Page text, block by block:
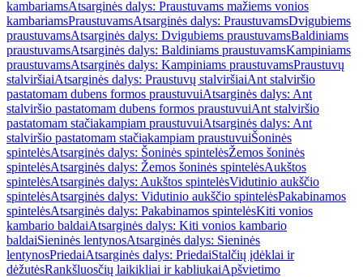
kambariamsAtsarginės dalys: Praustuvams mažiems vonios
kambariamsPraustuvamsAtsarginės dalys: PraustuvamsDvigubiems
praustuvamsAtsarginės dalys: Dvigubiems praustuvamsBaldiniams
praustuvamsAtsarginės dalys: Baldiniams praustuvamsKampiniams
praustuvamsAtsarginės dalys: Kampiniams praustuvamsPraustuvų
stalviršiaiAtsarginės dalys: Praustuvų stalviršiaiAnt stalviršio
pastatomam dubens formos praustuvuiAtsarginės dalys: Ant
stalviršio pastatomam dubens formos praustuvuiAnt stalviršio
pastatomam stačiakampiam praustuvuiAtsarginės dalys: Ant
stalviršio pastatomam stačiakampiam praustuvuiŠoninės
spintelėsAtsarginės dalys: Šoninės spintelėsŽemos šoninės
spintelėsAtsarginės dalys: Žemos šoninės spintelėsAukštos
spintelėsAtsarginės dalys: Aukštos spintelėsVidutinio aukščio
spintelėsAtsarginės dalys: Vidutinio aukščio spintelėsPakabinamos
spintelėsAtsarginės dalys: Pakabinamos spintelėsKiti vonios
kambario baldaiAtsarginės dalys: Kiti vonios kambario
baldaiSieninės lentynosAtsarginės dalys: Sieninės
lentynosPriedaiAtsarginės dalys: PriedaiStalčių įdėklai ir
dėžutėsRankšluosčių laikikliai ir kabliukaiApšvietimo